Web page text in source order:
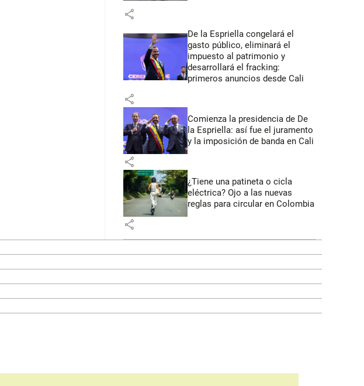
share
De la Espriella congelará el
gasto público, eliminará el
impuesto al patrimonio y
desarrollará el fracking:
primeros anuncios desde Cali
share
Comienza la presidencia de De
la Espriella: así fue el juramento
y la imposición de banda en Cali
share
¿Tiene una patineta o cicla
eléctrica? Ojo a las nuevas
reglas para circular en Colombia
share